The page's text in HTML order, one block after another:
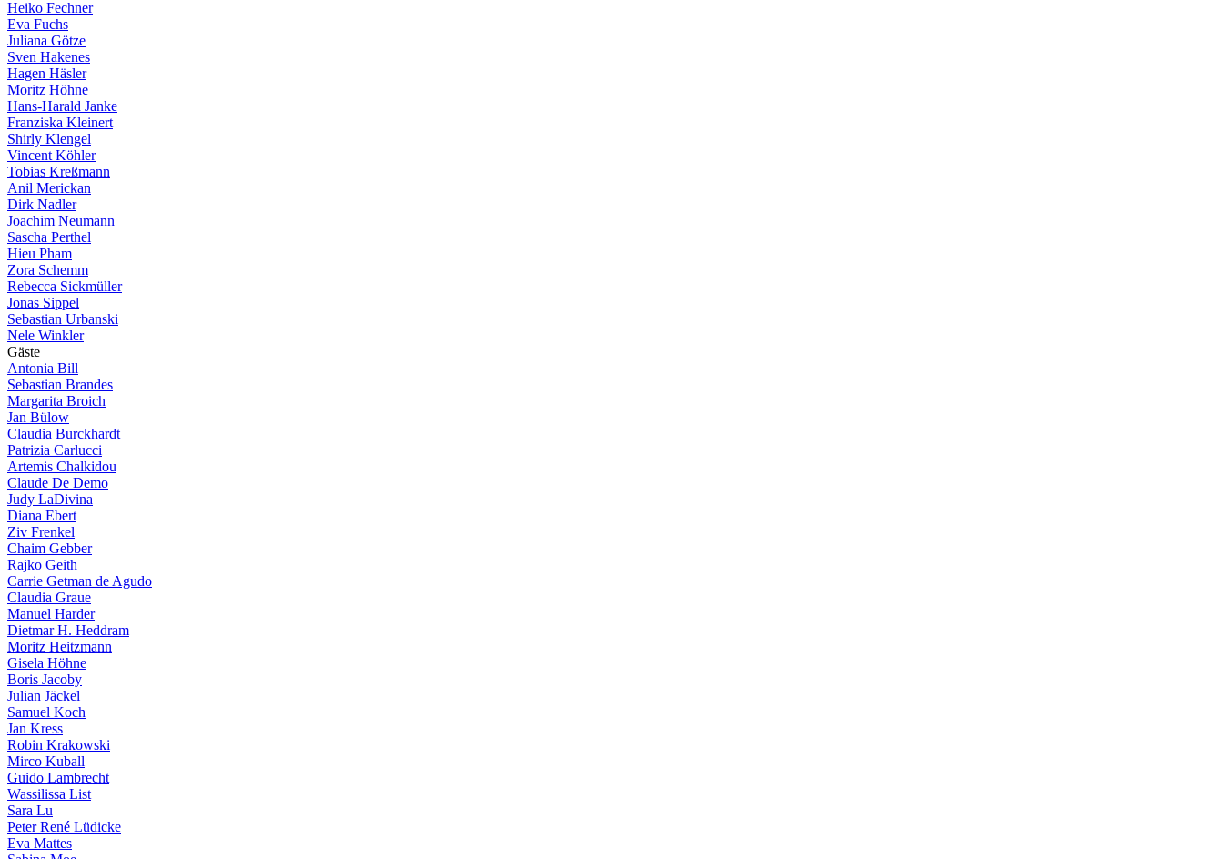
Heiko Fechner
Eva Fuchs
Juliana Götze
Sven Hakenes
Hagen Häsler
Moritz Höhne
Hans-Harald Janke
Franziska Kleinert
Shirly Klengel
Vincent Köhler
Tobias Kreßmann
Anil Merickan
Dirk Nadler
Joachim Neumann
Sascha Perthel
Hieu Pham
Zora Schemm
Rebecca Sickmüller
Jonas Sippel
Sebastian Urbanski
Nele Winkler
Gäste
Antonia Bill
Sebastian Brandes
Margarita Broich
Jan Bülow
Claudia Burckhardt
Patrizia Carlucci
Artemis Chalkidou
Claude De Demo
Judy LaDivina
Diana Ebert
Ziv Frenkel
Chaim Gebber
Rajko Geith
Carrie Getman de Agudo
Claudia Graue
Manuel Harder
Dietmar H. Heddram
Moritz Heitzmann
Gisela Höhne
Boris Jacoby
Julian Jäckel
Samuel Koch
Jan Kress
Robin Krakowski
Mirco Kuball
Guido Lambrecht
Wassilissa List
Sara Lu
Peter René Lüdicke
Eva Mattes